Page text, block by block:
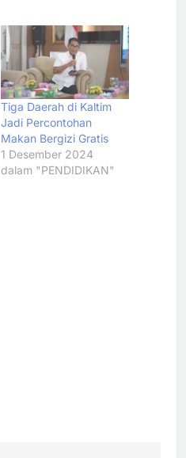
Tiga Daerah di Kaltim
Jadi Percontohan
Makan Bergizi Gratis
1 Desember 2024
dalam "PENDIDIKAN"